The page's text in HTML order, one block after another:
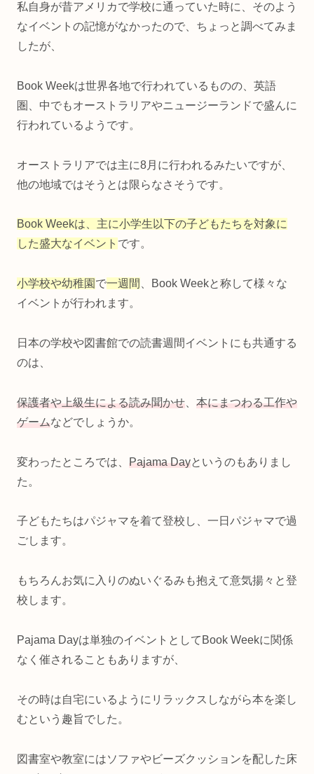
私自身が昔アメリカで学校に通っていた時に、そのよう
なイベントの記憶がなかったので、ちょっと調べてみま
したが、
Book Weekは世界各地で行われているものの、英語
圏、中でもオーストラリアやニュージーランドで盛んに
行われているようです。
オーストラリアでは主に8月に行われるみたいですが、
他の地域ではそうとは限らなさそうです。
Book Weekは、主に小学生以下の子どもたちを対象に
した盛大なイベント です。
小学校や幼稚園 で一週間
、Book Weekと称して様々な
イベントが行われます。
日本の学校や図書館での読書週間イベントにも共通する
のは、
保護者や上級生による読み聞かせ
本にまつわる工作や
ゲームなどでしょうか。
変わったところでは、 Pajama Dayというのもありまし
た。
子どもたちはパジャマを着て登校し、一日パジャマで過
ごします。
もちろんお気に入りのぬいぐるみも抱えて意気揚々と登
校します。
Pajama Dayは単独のイベントとしてBook Weekに関係
なく催されることもありますが、
その時は自宅にいるようにリラックスしながら本を楽し
むという趣旨でした。
図書室や教室にはソファやビーズクッションを配した床